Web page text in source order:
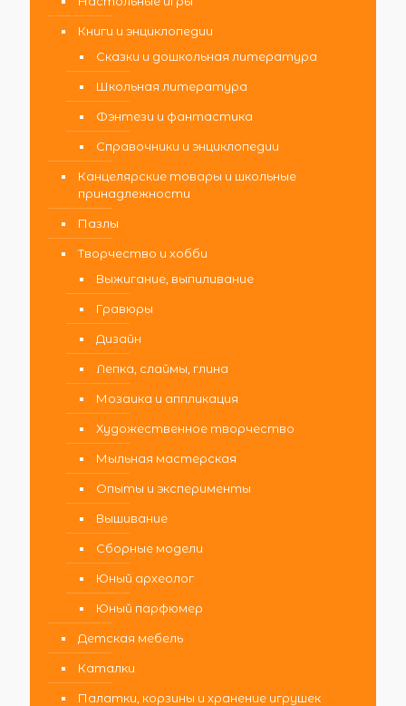
Книги и энциклопедии
Сказки и дошкольная литература
Школьная литература
Фэнтези и фантастика
Справочники и энциклопедии
Канцелярские товары и школьные
принадлежности
Пазлы
Творчество и хобби
Выжигание, выпиливание
Гравюры
Дизайн
Лепка, слаймы, глина
Мозаика и аппликация
Художественное творчество
Мыльная мастерская
Опыты и эксперименты
Вышивание
Сборные модели
Юный археолог
Юный парфюмер
Детская мебель
Каталки
Палатки, корзины и хранение игрушек